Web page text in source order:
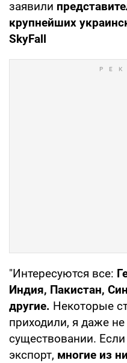
заявили
крупнейших
SkyFall
"Интересуются все:
Индия, Пакистан,
другие. Некоторые
приходили, я даже
существовании.
экспорт, многие из